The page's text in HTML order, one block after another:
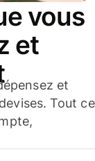
vous
et
et
Tout ce